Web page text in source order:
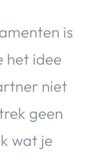
is
het idee
niet
geen
wat je